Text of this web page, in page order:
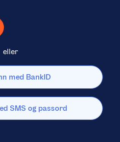
eller
med BankID
SMS og passord